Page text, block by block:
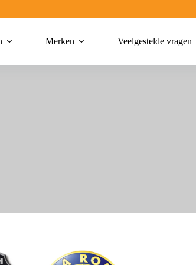
Merken Veelgestelde vragen